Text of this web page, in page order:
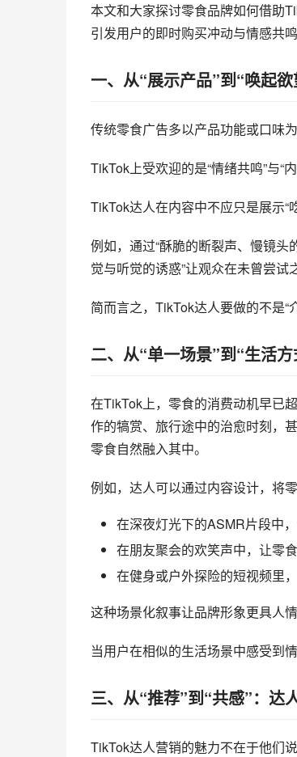
本文和大家探讨零食品牌如何借助
引发用户的即时购买冲动与情感共鸣
一、从“展示产品”到“唤起
传统零食广告多以产品功能或口味
TikTok上受欢迎的是“情绪共鸣”与“
TikTok达人在内容中不应只是展示“
例如，通过“酥脆的断裂声、慢镜头
觉与听觉的诱惑”让观众在未曾尝试
简而言之，TikTok达人要做的不是“
二、从“单一场景”到“生活
在TikTok上，零食的消费动机早已
作的犒赏、旅行途中的治愈时刻，
零食自然融入其中。
例如，达人可以通过内容设计，将零
在深夜灯光下的ASMR片段中，
在朋友聚会的欢笑声中，让零食
在健身或户外探险的短视频里
这种场景化叙事让品牌形象更具人
当用户在相似的生活场景中感受到
三、从“推荐”到“共感”：达
TikTok达人营销的魅力不在于他们